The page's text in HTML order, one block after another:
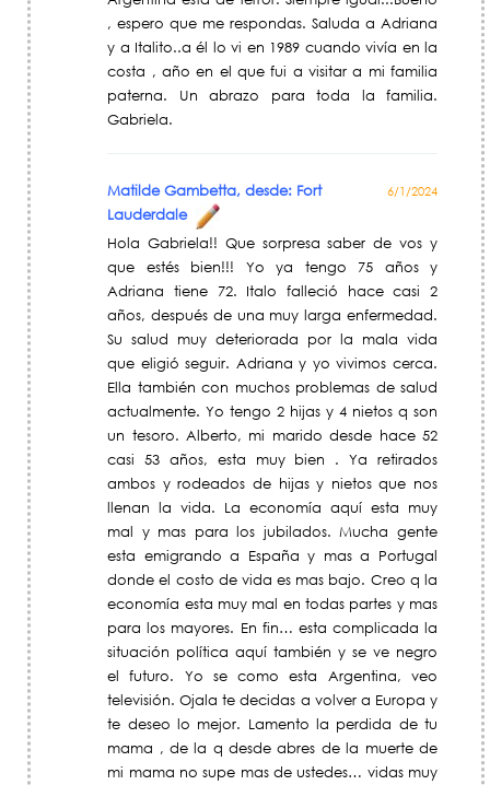
, espero que me respondas. Saluda a Adriana
y a Italito..a él lo vi en 1989 cuando vivía en la
costa , año en el que fui a visitar a mi familia
paterna. Un abrazo para toda la familia.
Gabriela.
Matilde Gambetta, desde: Fort
Lauderdale
6/1/2024
Hola Gabriela!! Que sorpresa saber de vos y
que estés bien!!! Yo ya tengo 75 años y
Adriana tiene 72. Italo falleció hace casi 2
años, después de una muy larga enfermedad.
Su salud muy deteriorada por la mala vida
que eligió seguir. Adriana y yo vivimos cerca.
Ella también con muchos problemas de salud
actualmente. Yo tengo 2 hijas y 4 nietos q son
un tesoro. Alberto, mi marido desde hace 52
casi 53 años, esta muy bien . Ya retirados
ambos y rodeados de hijas y nietos que nos
llenan la vida. La economía aquí esta muy
mal y mas para los jubilados. Mucha gente
esta emigrando a España y mas a Portugal
donde el costo de vida es mas bajo. Creo q la
economía esta muy mal en todas partes y mas
para los mayores. En fin… esta complicada la
situación política aquí también y se ve negro
el futuro. Yo se como esta Argentina, veo
televisión. Ojala te decidas a volver a Europa y
te deseo lo mejor. Lamento la perdida de tu
mama , de la q desde abres de la muerte de
mi mama no supe mas de ustedes… vidas muy